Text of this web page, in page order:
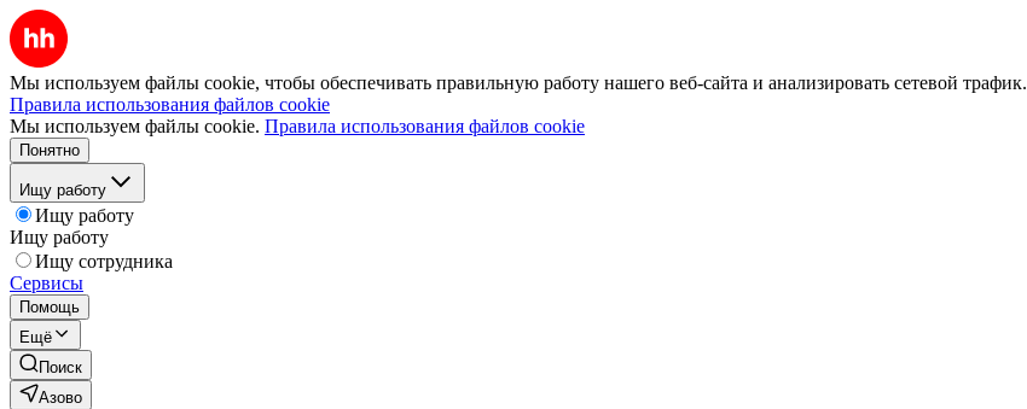
Мы используем файлы cookie, чтобы обеспечивать правильную работу нашего веб-сайта и анализировать сетевой трафик.
Правила использования файлов cookie
Мы используем файлы cookie. Правила использования файлов cookie
Понятно
Ищу работу
Ищу работу
Ищу работу
Ищу сотрудника
Сервисы
Помощь
Ещё
Поиск
Азово